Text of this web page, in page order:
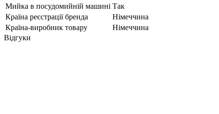
Мийка в посудомийній машині Так
Країна реєстрації бренда
Німеччина
Країна-виробник товару
Німеччина
Відгуки